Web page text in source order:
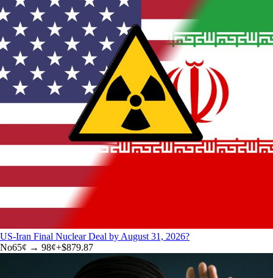
US-Iran Final Nuclear Deal by August 31, 2026?
No65¢ → 98¢+$879.87